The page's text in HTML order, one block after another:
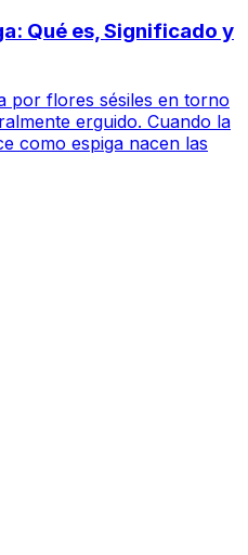
Qué es, Significado y
por flores sésiles en torno
erguido. Cuando la
como espiga nacen las